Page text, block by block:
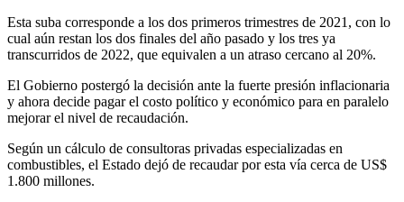
Esta suba corresponde a los dos primeros trimestres de 2021, con lo
cual aún restan los dos finales del año pasado y los tres ya
transcurridos de 2022, que equivalen a un atraso cercano al 20%.
El Gobierno postergó la decisión ante la fuerte presión inflacionaria
y ahora decide pagar el costo político y económico para en paralelo
mejorar el nivel de recaudación.
Según un cálculo de consultoras privadas especializadas en
combustibles, el Estado dejó de recaudar por esta vía cerca de US$
1.800 millones.